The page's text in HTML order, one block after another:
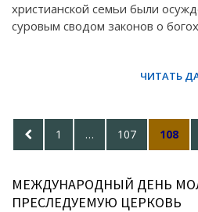
христианской семьи были
суровым сводом законов о
Posts
pagination
PREVIOUS
PAGE
PAGE
1 … PAGE
107 PAGE
108
МЕЖДУНАРОДНЫЙ ДЕНЬ
ПРЕСЛЕДУЕМУЮ ЦЕРКОВЬ